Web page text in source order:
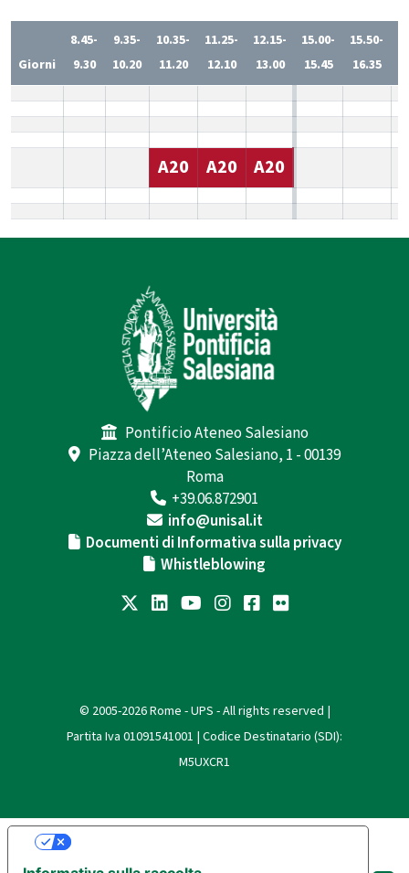
Giorni
8.45-
9.30
9.35-
10.20
10.35-
11.20
11.25-
12.10
12.15-
13.00
15.00-
15.45
15.50-
16.35
A20 A20 A20
Pontificio Ateneo Salesiano
Piazza dell’Ateneo Salesiano, 1 - 00139
Roma
+39.06.872901
info@unisal.it
Documenti di Informativa sulla privacy
Whistleblowing
© 2005-2026 Rome - UPS - All rights reserved |
Partita Iva 01091541001 | Codice Destinatario (SDI):
M5UXCR1
Le tue preferenze relative alla privacy